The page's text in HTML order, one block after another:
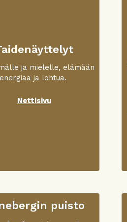
ja mielelle, elämään
energiaa ja lohtua.
Nettisivu
puisto